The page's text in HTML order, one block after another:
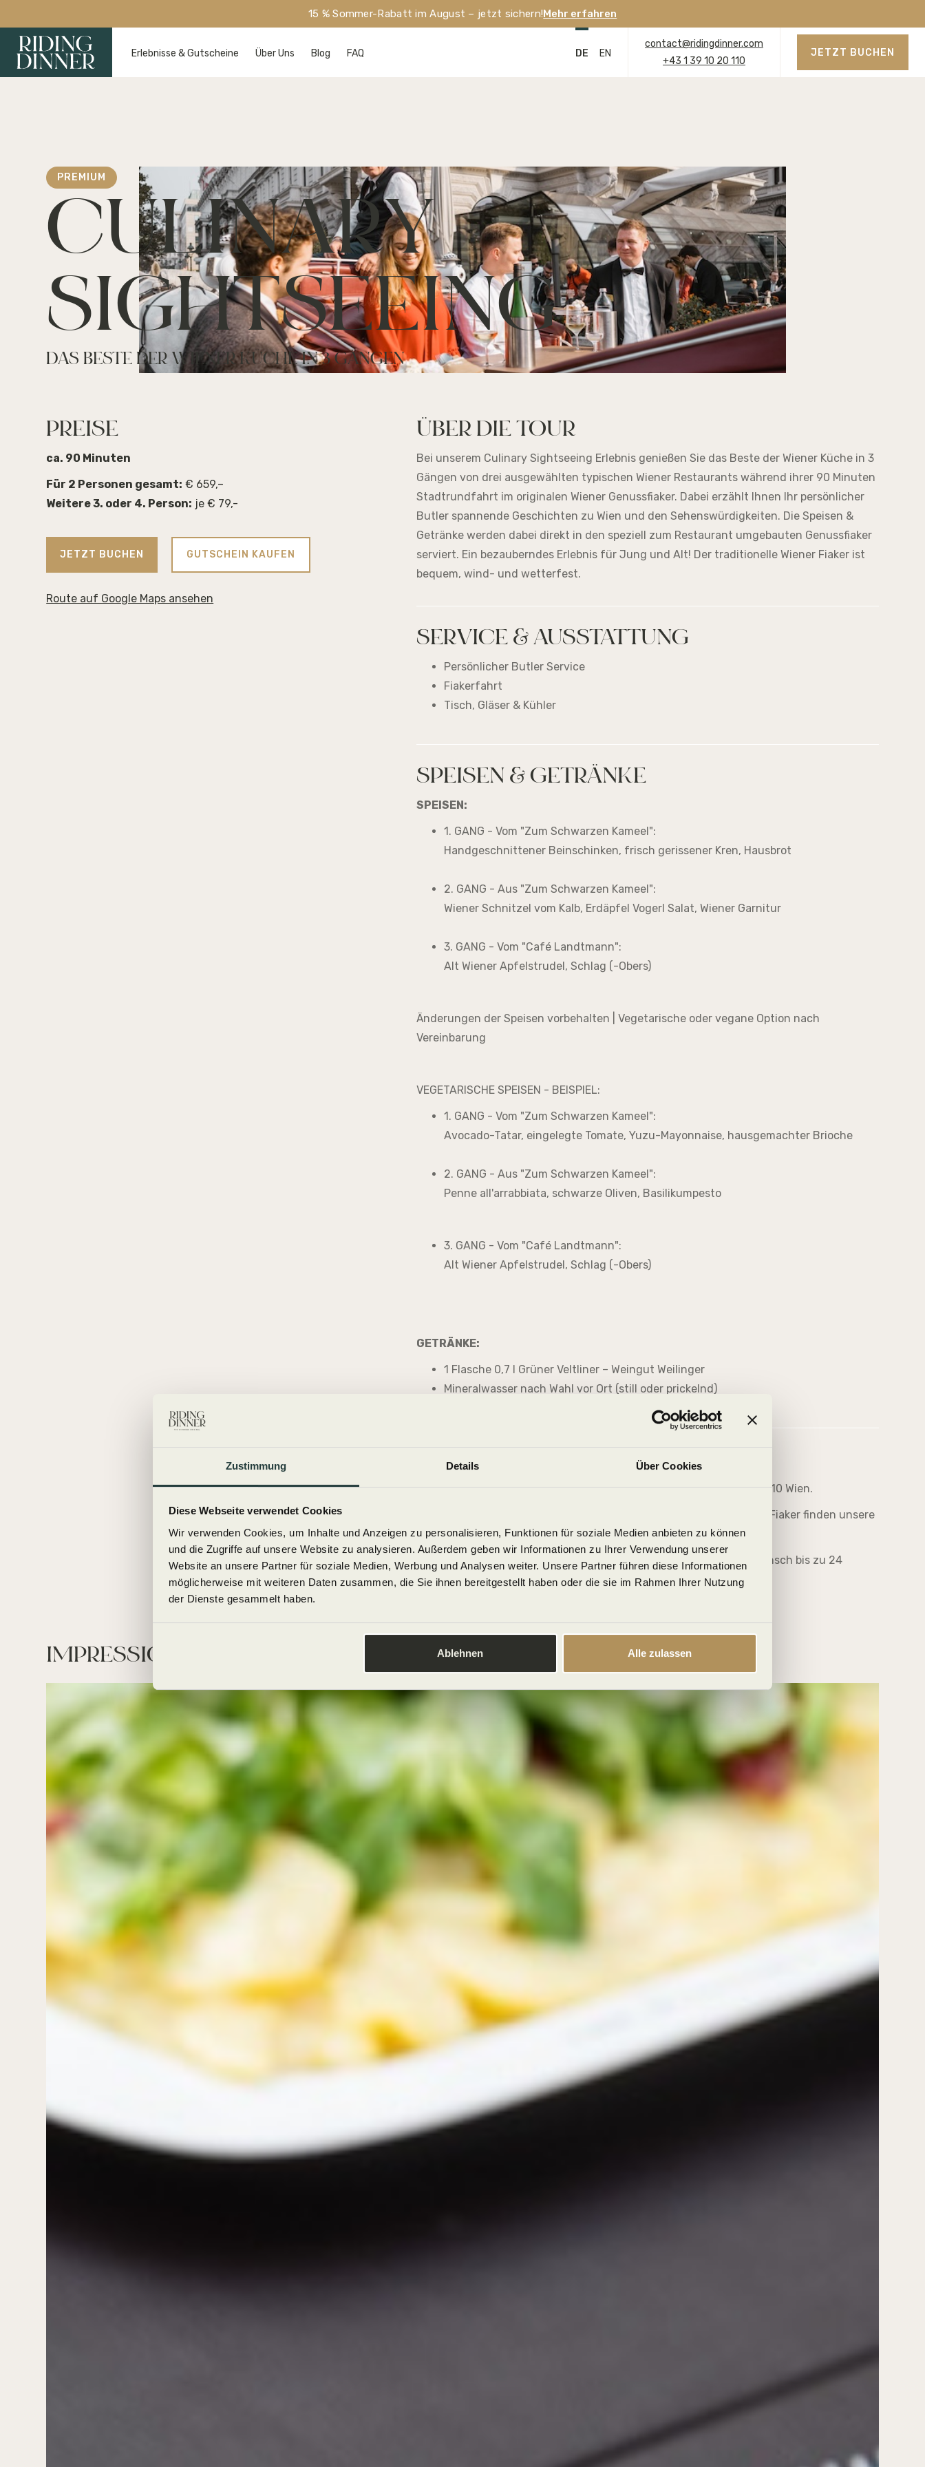
Zustimmung Details Über Cookies
Diese Webseite verwendet Cookies
Wir verwenden Cookies, um Inhalte und Anzeigen zu personalisieren, Funktionen für soziale Medien anbieten zu können
und die Zugriffe auf unsere Website zu analysieren. Außerdem geben wir Informationen zu Ihrer Verwendung unserer
Website an unsere Partner für soziale Medien, Werbung und Analysen weiter. Unsere Partner führen diese Informationen
möglicherweise mit weiteren Daten zusammen, die Sie ihnen bereitgestellt haben oder die sie im Rahmen Ihrer Nutzung
der Dienste gesammelt haben.
Ablehnen Alle zulassen
15 % Sommer-Rabatt im August – jetzt sichern!Mehr erfahren
Erlebnisse & Gutscheine Über Uns Blog FAQ DE EN
contact@ridingdinner.com
+43 1 39 10 20 110
JETZT BUCHEN
PREMIUM
CULINARY
SIGHTSEEING
DAS BESTE DER WIENER KÜCHE IN 3 GÄNGEN
PREISE
ca. 90 Minuten
Für 2 Personen gesamt: € 659,–
Weitere 3. oder 4. Person: je € 79,-
JETZT BUCHEN GUTSCHEIN KAUFEN
Route auf Google Maps ansehen
ÜBER DIE TOUR
Bei unserem Culinary Sightseeing Erlebnis genießen Sie das Beste der Wiener Küche in 3
Gängen von drei ausgewählten typischen Wiener Restaurants während ihrer 90 Minuten
Stadtrundfahrt im originalen Wiener Genussfiaker. Dabei erzählt Ihnen Ihr persönlicher
Butler spannende Geschichten zu Wien und den Sehenswürdigkeiten. Die Speisen &
Getränke werden dabei direkt in den speziell zum Restaurant umgebauten Genussfiaker
serviert. Ein bezauberndes Erlebnis für Jung und Alt! Der traditionelle Wiener Fiaker ist
bequem, wind- und wetterfest.
SERVICE & AUSSTATTUNG
Persönlicher Butler Service
Fiakerfahrt
Tisch, Gläser & Kühler
SPEISEN & GETRÄNKE
SPEISEN:
1. GANG - Vom "Zum Schwarzen Kameel":
Handgeschnittener Beinschinken, frisch gerissener Kren, Hausbrot
2. GANG - Aus "Zum Schwarzen Kameel":
Wiener Schnitzel vom Kalb, Erdäpfel Vogerl Salat, Wiener Garnitur
3. GANG - Vom "Café Landtmann":
Alt Wiener Apfelstrudel, Schlag (-Obers)
Änderungen der Speisen vorbehalten | Vegetarische oder vegane Option nach
Vereinbarung
VEGETARISCHE SPEISEN - BEISPIEL:
1. GANG - Vom "Zum Schwarzen Kameel":
Avocado-Tatar, eingelegte Tomate, Yuzu-Mayonnaise, hausgemachter Brioche
2. GANG - Aus "Zum Schwarzen Kameel":
Penne all'arrabbiata, schwarze Oliven, Basilikumpesto
3. GANG - Vom "Café Landtmann":
Alt Wiener Apfelstrudel, Schlag (-Obers)
GETRÄNKE:
1 Flasche 0,7 l Grüner Veltliner – Weingut Weilinger
Mineralwasser nach Wahl vor Ort (still oder prickelnd)
WICHTIGE INFORMATIONEN
Start & Ende:Direkt vor dem "Film Museum", Augustinerstraße 1, 1010 Wien.
Dank unserer verschließbaren und wetterfesten Fiaker finden unsere
Touren ganzjährig und täglich statt.
Flexibilitäts-Garantie: Eine Umbuchung des Packages ist auf Wunsch bis zu 24
Stunden vor der Veranstaltung kostenlos möglich.
IMPRESSIONEN